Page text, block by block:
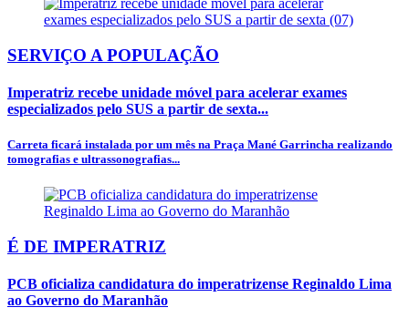
SERVIÇO A POPULAÇÃO
Imperatriz recebe unidade móvel para acelerar exames
especializados pelo SUS a partir de sexta...
Carreta ficará instalada por um mês na Praça Mané Garrincha realizando
tomografias e ultrassonografias...
É DE IMPERATRIZ
PCB oficializa candidatura do imperatrizense Reginaldo Lima
ao Governo do Maranhão